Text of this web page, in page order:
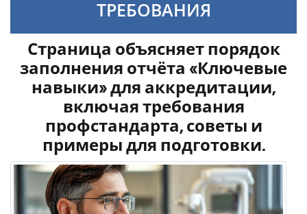
ТРЕБОВАНИЯ
Страница объясняет порядок
заполнения отчёта «Ключевые
навыки» для аккредитации,
включая требования
профстандарта, советы и
примеры для подготовки.